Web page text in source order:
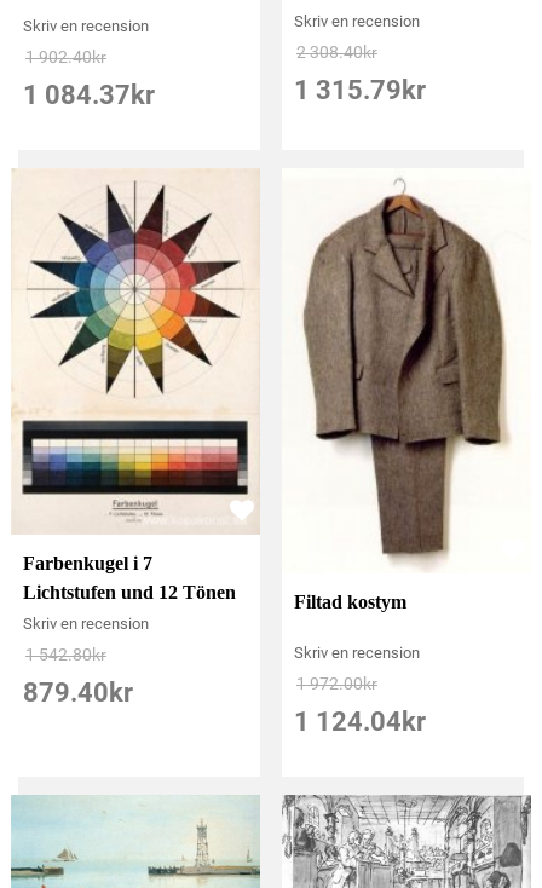
Skriv en recension
1 902.40kr
1 084.37 kr
Skriv en recension
2 308.40kr
1 315.79 kr
Farbenkugel i 7
Lichtstufen und 12 Tönen
Skriv en recension
1 542.80kr
879.40 kr
Filtad kostym
Skriv en recension
1 972.00kr
1 124.04 kr